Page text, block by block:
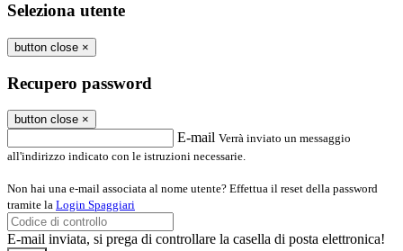
Seleziona utente
button close ×
Recupero password
button close ×
E-mail Verrà inviato un messaggio
all'indirizzo indicato con le istruzioni necessarie.
Non hai una e-mail associata al nome utente? Effettua il reset della password
tramite la Login Spaggiari
E-mail inviata, si prega di controllare la casella di posta elettronica!